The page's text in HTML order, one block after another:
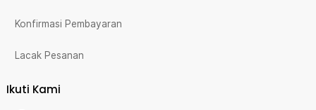
Konfirmasi Pembayaran
Lacak Pesanan
Ikuti Kami